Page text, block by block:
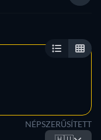
NÉPSZERŰSÍTETT